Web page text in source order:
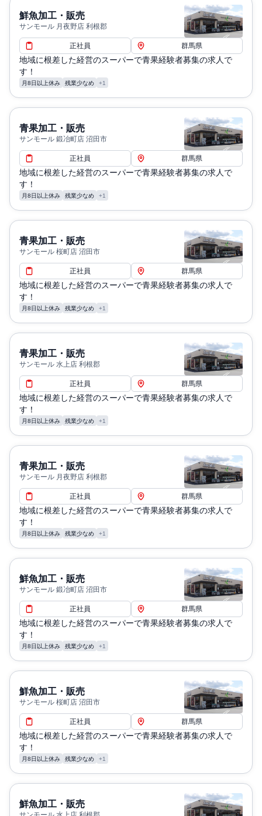
鮮魚加工・販売
サンモール 月夜野店 利根郡
正社員 群馬県
地域に根差した経営のスーパーで青果経験者募集の求人で
す！
月8日以上休み 残業少なめ +1
青果加工・販売
サンモール 鍛冶町店 沼田市
正社員 群馬県
地域に根差した経営のスーパーで青果経験者募集の求人で
す！
月8日以上休み 残業少なめ +1
青果加工・販売
サンモール 桜町店 沼田市
正社員 群馬県
地域に根差した経営のスーパーで青果経験者募集の求人で
す！
月8日以上休み 残業少なめ +1
青果加工・販売
サンモール 水上店 利根郡
正社員 群馬県
地域に根差した経営のスーパーで青果経験者募集の求人で
す！
月8日以上休み 残業少なめ +1
青果加工・販売
サンモール 月夜野店 利根郡
正社員 群馬県
地域に根差した経営のスーパーで青果経験者募集の求人で
す！
月8日以上休み 残業少なめ +1
鮮魚加工・販売
サンモール 鍛冶町店 沼田市
正社員 群馬県
地域に根差した経営のスーパーで青果経験者募集の求人で
す！
月8日以上休み 残業少なめ +1
鮮魚加工・販売
サンモール 桜町店 沼田市
正社員 群馬県
地域に根差した経営のスーパーで青果経験者募集の求人で
す！
月8日以上休み 残業少なめ +1
鮮魚加工・販売